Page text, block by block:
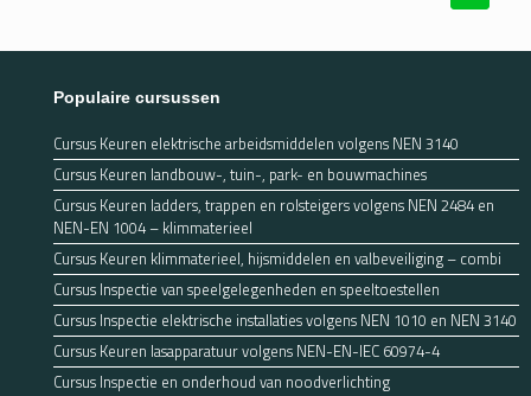
Populaire cursussen
Cursus Keuren elektrische arbeidsmiddelen volgens NEN 3140
Cursus Keuren landbouw-, tuin-, park- en bouwmachines
Cursus Keuren ladders, trappen en rolsteigers volgens NEN 2484 en
NEN-EN 1004 – klimmaterieel
Cursus Keuren klimmaterieel, hijsmiddelen en valbeveiliging – combi
Cursus Inspectie van speelgelegenheden en speeltoestellen
Cursus Inspectie elektrische installaties volgens NEN 1010 en NEN 3140
Cursus Keuren lasapparatuur volgens NEN-EN-IEC 60974-4
Cursus Inspectie en onderhoud van noodverlichting